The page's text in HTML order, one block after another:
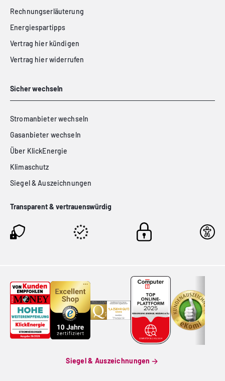
Rechnungserläuterung
Energiespartipps
Vertrag hier kündigen
Vertrag hier widerrufen
Sicher wechseln
Stromanbieter wechseln
Gasanbieter wechseln
Über KlickEnergie
Klimaschutz
Siegel & Auszeichnungen
Transparent & vertrauenswürdig
Siegel & Auszeichnungen